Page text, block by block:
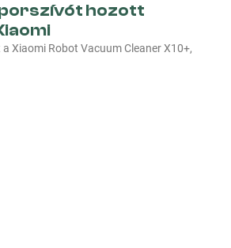
hozott
Xiaomi Robot Vacuum Cleaner X10+,